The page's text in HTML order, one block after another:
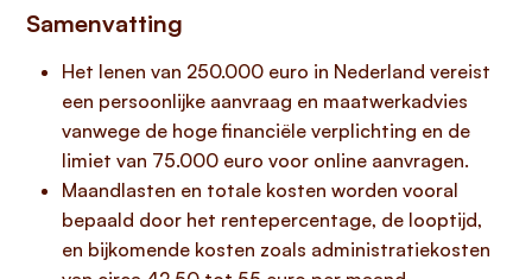
Samenvatting
Het lenen van 250.000 euro in Nederland vereist
een persoonlijke aanvraag en maatwerkadvies
vanwege de hoge financiële verplichting en de
limiet van 75.000 euro voor online aanvragen.
Maandlasten en totale kosten worden vooral
bepaald door het rentepercentage, de looptijd,
en bijkomende kosten zoals administratiekosten